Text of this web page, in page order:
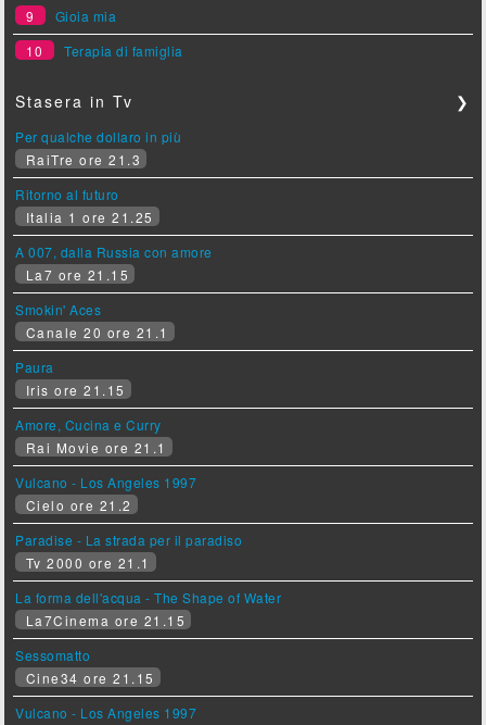
9
Gioia mia
10
Terapia di famiglia
Stasera in Tv ❯
Per qualche dollaro in più
RaiTre ore 21.3
Ritorno al futuro
Italia 1 ore 21.25
A 007, dalla Russia con amore
La7 ore 21.15
Smokin' Aces
Canale 20 ore 21.1
Paura
Iris ore 21.15
Amore, Cucina e Curry
Rai Movie ore 21.1
Vulcano - Los Angeles 1997
Cielo ore 21.2
Paradise - La strada per il paradiso
Tv 2000 ore 21.1
La forma dell'acqua - The Shape of Water
La7Cinema ore 21.15
Sessomatto
Cine34 ore 21.15
Vulcano - Los Angeles 1997